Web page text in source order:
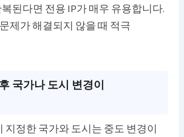
된다면 전용 IP가 매우 유용합니다.
제가 해결되지 않을 때 적극
국가나 도시 변경이
지정한 국가와 도시는 중도 변경이